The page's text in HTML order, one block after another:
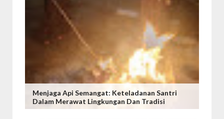
Menjaga Api Semangat: Keteladanan Santri
Dalam Merawat Lingkungan Dan Tradisi